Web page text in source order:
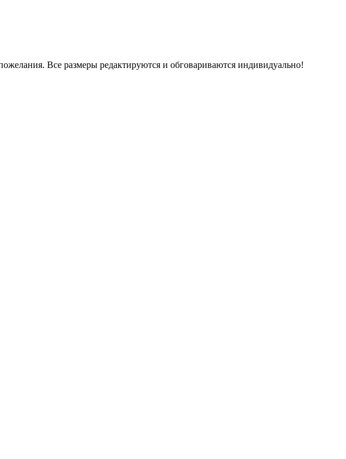
Все размеры редактируются и обговариваются индивидуально!